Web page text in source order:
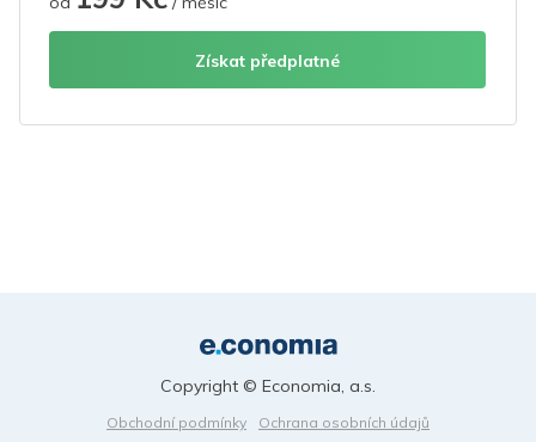
Získat předplatné
Obchodní podmínky
Ochrana osobních údajů
Copyright © Economia, a.s.